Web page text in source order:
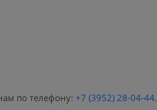
по телефону: +7 (3952) 28-04-44.